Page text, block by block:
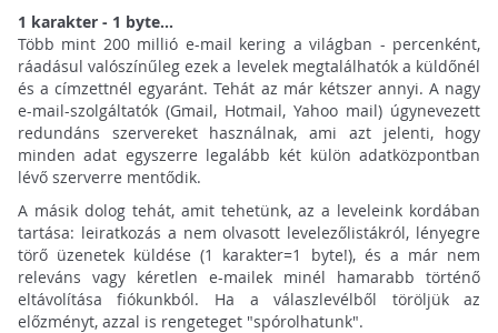
1 karakter - 1 byte...
Több mint 200 millió e-mail kering a világban - percenként,
ráadásul valószínűleg ezek a levelek megtalálhatók a küldőnél
és a címzettnél egyaránt. Tehát az már kétszer annyi. A nagy
e-mail-szolgáltatók (Gmail, Hotmail, Yahoo mail) úgynevezett
redundáns szervereket használnak, ami azt jelenti, hogy
minden adat egyszerre legalább két külön adatközpontban
lévő szerverre mentődik.
A másik dolog tehát, amit tehetünk, az a leveleink kordában
tartása: leiratkozás a nem olvasott levelezőlistákról, lényegre
törő üzenetek küldése (1 karakter=1 byte!), és a már nem
releváns vagy kéretlen e-mailek minél hamarabb történő
eltávolítása fiókunkból. Ha a válaszlevélből töröljük az
előzményt, azzal is rengeteget "spórolhatunk".